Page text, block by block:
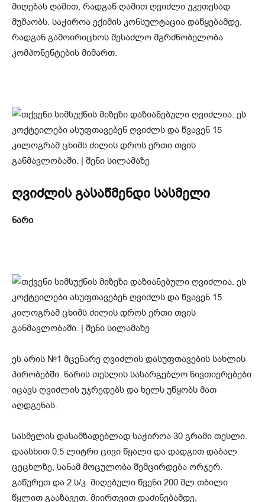
მიღებას ღამით, რადგან ღამით ღვიძლი უკეთესად
მუშაობს. საჭიროა ექიმის კონსულტაცია დაწყებამდე,
რადგან გამოირიცხოს შესაძლო მგრძნობელობა
კომპონენტების მიმართ.
ღვიძლის გასაწმენდი სასმელი
ნარი
ეს არის №1 მცენარე ღვიძლის დასუფთავების სახლის
პირობებში. ნარის თესლის სასარგებლო ნივთიერებები
იცავს ღვიძლის უჯრედებს და ხელს უწყობს მათ
აღდგენას.
სასმელის დასამზადებლად საჭიროა 30 გრამი თესლი.
დაასხით 0.5 ლიტრი ცივი წყალი და დადგით დაბალ
ცეცხლზე, სანამ მოცულობა შემცირდება ორჯერ.
გაწურეთ და 2 ს/კ. მიღებული წვენი 200 მლ თბილი
წყლით გააზავეთ. მიირთვით დაძინებამდე.